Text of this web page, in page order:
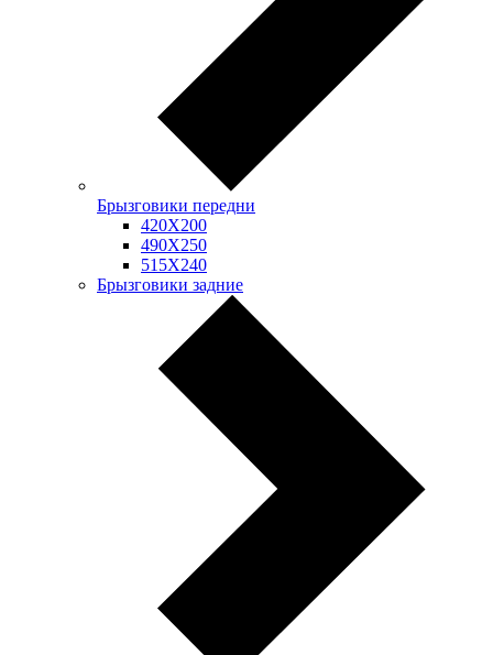
Брызговики передни
420Х200
490Х250
515Х240
Брызговики задние